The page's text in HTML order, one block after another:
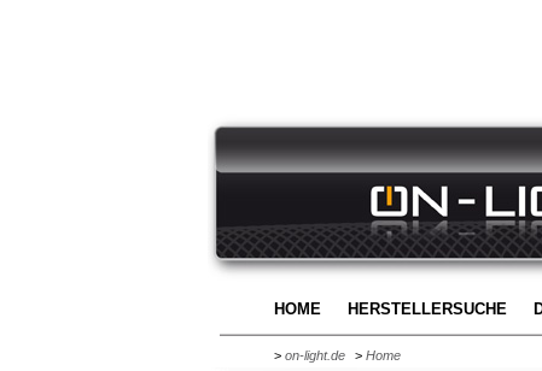
HOME HERSTELLERSUCHE
> on-light.de > Home